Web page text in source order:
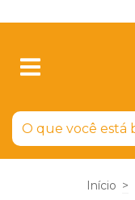
Início >